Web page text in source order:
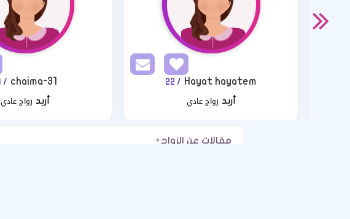
chaima-31
/ 31
أريد زواج عادي
Hayat hayatem
/ 22
أريد زواج عادي
مقالات عن الزواج